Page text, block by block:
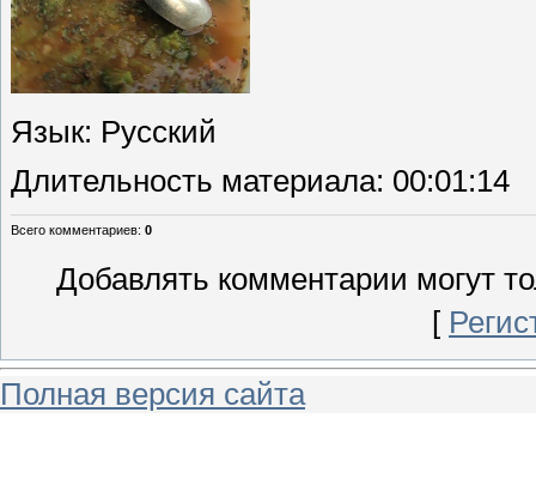
Язык: Русский
Длительность материала: 00:01:14
Всего комментариев: 0
Добавлять комментарии могут
[
Полная версия сайта